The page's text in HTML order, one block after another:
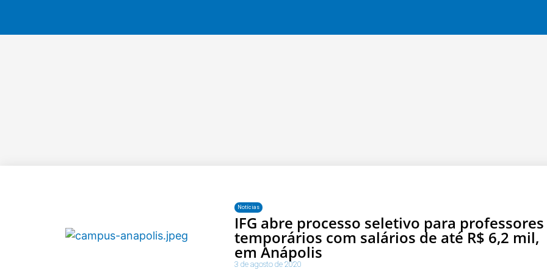
Notícias
IFG abre processo seletivo para professores
temporários com salários de até R$ 6,2 mil,
em Anápolis
3 de agosto de 2020